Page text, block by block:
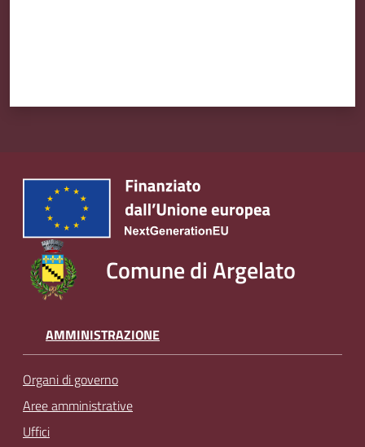
Seguici
su
Comune di Argelato
AMMINISTRAZIONE
Organi di governo
Aree amministrative
Uffici